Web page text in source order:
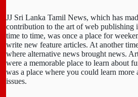
JJ Sri Lanka Tamil News, which has
contribution to the art of web publishing
time to time, was once a place for
write new feature articles. At another
where alternative news brought news.
were a memorable place to learn about
was a place where you could learn more
issues.